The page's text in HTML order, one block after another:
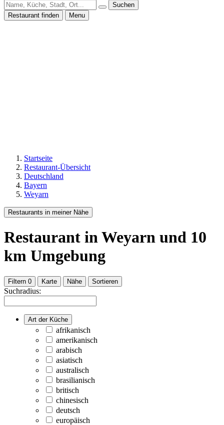
Suchen
Restaurant finden
Menu
Startseite
Restaurant-Übersicht
Deutschland
Bayern
Weyarn
Restaurants in meiner Nähe
Restaurant in Weyarn und 10
km Umgebung
Filtern 0 Karte Nähe Sortieren
Suchradius:
Art der Küche
afrikanisch
amerikanisch
arabisch
asiatisch
australisch
brasilianisch
britisch
chinesisch
deutsch
europäisch